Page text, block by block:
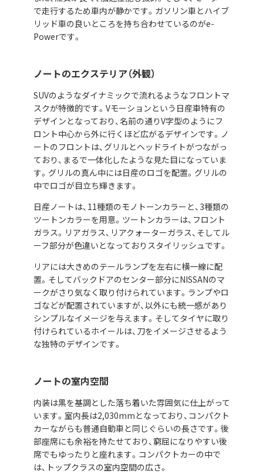
で走行するため車内が静かです。ガソリン車とハイブ
リッド車の良いところを持ち合わせているのがe-
Powerです。
ノートのエクステリア（外観）
SUVのようなダイナミックで流れるようなフロントマ
スクが特徴的です。Vモーションという日産車特有の
デザインとなっており、名前の通りV字型のようにフ
ロント中心から外に行くほど広がるデザインです。ノ
ートのフロントは、グリルとヘッドライトがつながっ
ており、まるで一体化したような見た目になっていま
す。グリルの真ん中には日産のロゴを配置。グリルの
中でロゴが目立ち輝きます。
日産ノートは、11種類のモノトーンカラーと、3種類の
ツートンカラーを用意。ツートンカラーは、フロント
ガラス。リアガラス、リアクォーターガラス、そしてル
ーフ部分が色違いとなっておりスタイリッシュです。
リアには大きめのテールランプを左右に横一線に配
置。そしてバックドアのセンター部分にNISSANのマ
ークがさり気なく取り付けられています。ランプやロ
ゴなどが配置されていますが、以外にも統一感があり
シンプルなイメージを与えます。そしてタイヤに取り
付けられているホイールは、刀をイメージさせるよう
な独特のデザインです。
ノートの室内空間
内装は黒を基調とした落ち着いた雰囲気に仕上がって
います。室内長は2,030mmとなっており、コンパクト
カーながらも普通自動車と同じぐらいの長さです。後
部座席にも余裕を持たせており、窮屈になりやすい後
席でもゆったりと座れます。コンパクトカーの中で
は、トップクラスの室内空間の広さ。